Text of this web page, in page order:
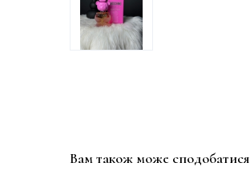
Вам також може сподобатися